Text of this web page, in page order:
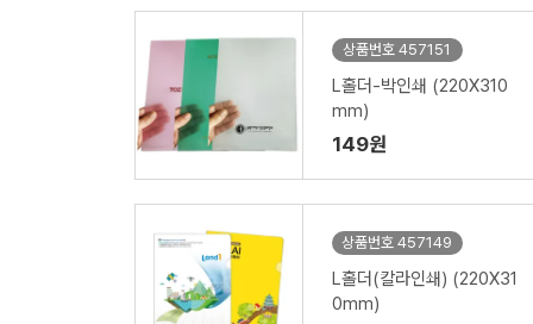
상품번호 457151
L홀더-박인쇄 (220X310
mm)
149원
상품번호 457149
L홀더(칼라인쇄) (220X31
0mm)